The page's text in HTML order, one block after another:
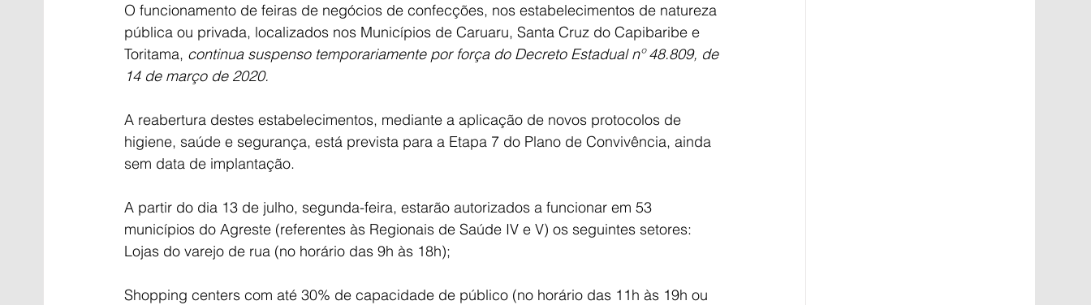
O funcionamento de feiras de negócios de confecções, nos estabelecimentos de natureza
pública ou privada, localizados nos Municípios de Caruaru, Santa Cruz do Capibaribe e
Toritama, continua suspenso temporariamente por força do Decreto Estadual nº 48.809, de
14 de março de 2020.
A reabertura destes estabelecimentos, mediante a aplicação de novos protocolos de
higiene, saúde e segurança, está prevista para a Etapa 7 do Plano de Convivência, ainda
sem data de implantação.
A partir do dia 13 de julho, segunda-feira, estarão autorizados a funcionar em 53
municípios do Agreste (referentes às Regionais de Saúde IV e V) os seguintes setores:
Lojas do varejo de rua (no horário das 9h às 18h);
Shopping centers com até 30% de capacidade de público (no horário das 11h às 19h ou